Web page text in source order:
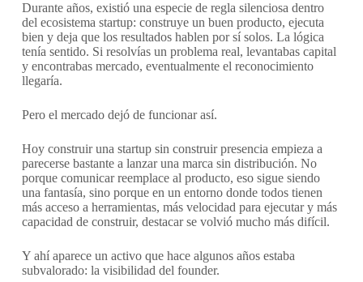
Durante años, existió una especie de regla silenciosa dentro
del ecosistema startup: construye un buen producto, ejecuta
bien y deja que los resultados hablen por sí solos. La lógica
tenía sentido. Si resolvías un problema real, levantabas capital
y encontrabas mercado, eventualmente el reconocimiento
llegaría.
Pero el mercado dejó de funcionar así.
Hoy construir una startup sin construir presencia empieza a
parecerse bastante a lanzar una marca sin distribución. No
porque comunicar reemplace al producto, eso sigue siendo
una fantasía, sino porque en un entorno donde todos tienen
más acceso a herramientas, más velocidad para ejecutar y más
capacidad de construir, destacar se volvió mucho más difícil.
Y ahí aparece un activo que hace algunos años estaba
subvalorado: la visibilidad del founder.